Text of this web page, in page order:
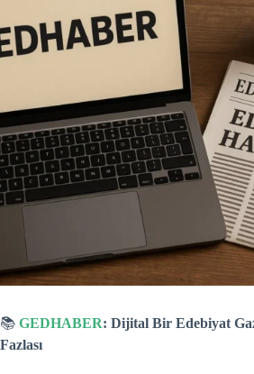
📚 GEDHABER: Dijital Bir Edebiyat
Fazlası